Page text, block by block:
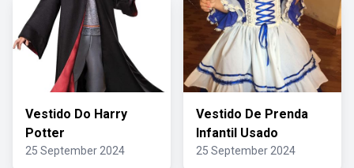
Vestido Do Harry
Potter
25 September 2024
Vestido De Prenda
Infantil Usado
25 September 2024